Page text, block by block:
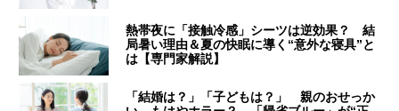
熱帯夜に「接触冷感」シーツは逆効果？ 結
局暑い理由＆夏の快眠に導く“意外な寝具”と
は【専門家解説】
「結婚は？」「子どもは？」 親のおせっか